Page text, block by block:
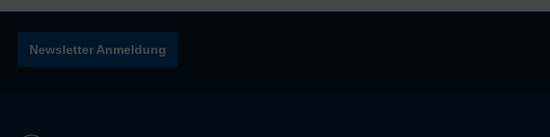
Newsletter Anmeldung